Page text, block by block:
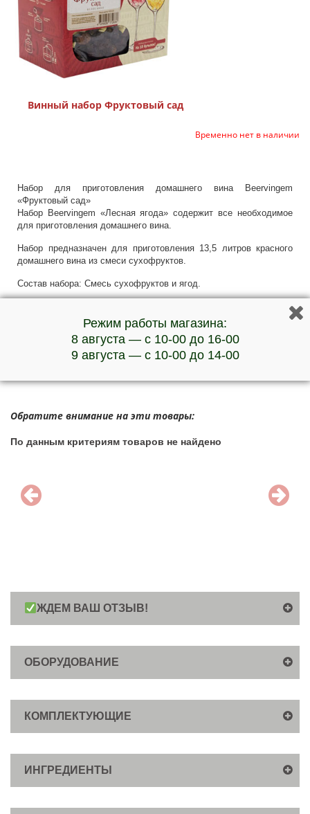
Винный набор Фруктовый сад
Временно нет в наличии
Набор для приготовления домашнего вина Beervingem
«Фруктовый сад»
Набор Beervingem «Лесная ягода» содержит все необходимое
для приготовления домашнего вина.
Набор предназначен для приготовления 13,5 литров красного
домашнего вина из смеси сухофруктов.
Состав набора: Смесь сухофруктов и ягод.
Условия хранения: хранить при температуре от 0°C до +25°C
***Наличие товара и актуальную стоимость уточняйте у
менеджеров по телефону
Обратите внимание на эти товары:
По данным критериям товаров не найдено
ЖДЕМ ВАШ ОТЗЫВ!
ОБОРУДОВАНИЕ
КОМПЛЕКТУЮЩИЕ
ИНГРЕДИЕНТЫ
Режим работы магазина:
8 августа — с 10-00 до 16-00
9 августа — с 10-00 до 14-00